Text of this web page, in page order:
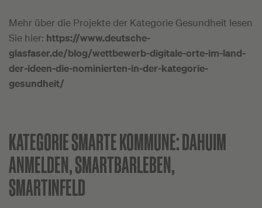
Mehr über die Projekte der Kategorie Gesundheit lesen
Sie hier: https://www.deutsche-
glasfaser.de/blog/wettbewerb-digitale-orte-im-land-
der-ideen-die-nominierten-in-der-kategorie-
gesundheit/
KATEGORIE SMARTE KOMMUNE:DAHUIM
ANMELDEN, SMARTBARLEBEN,
SMARTINFELD